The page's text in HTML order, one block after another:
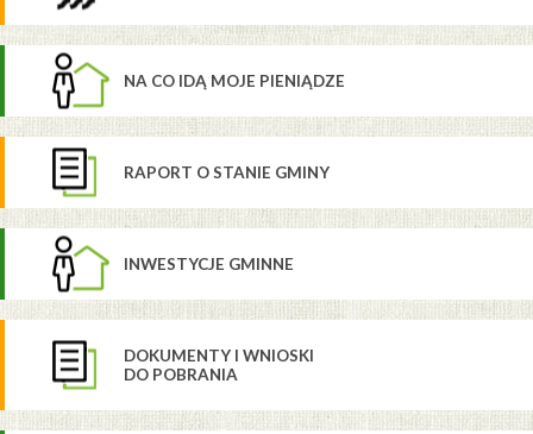
NA CO IDĄ MOJE PIENIĄDZE
RAPORT O STANIE GMINY
INWESTYCJE GMINNE
DOKUMENTY I WNIOSKI
DO POBRANIA